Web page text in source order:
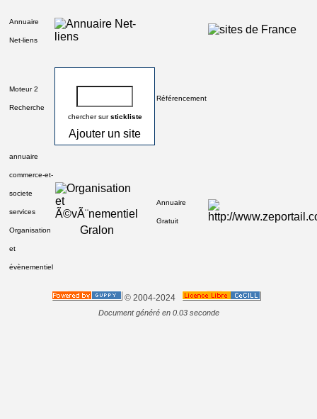
Annuaire
Net-liens
Moteur 2
Recherche
chercher surstickliste
Ajouter un site
Référencement
annuaire
commerce-et-
societe
services
Organisation
et
évènementiel
Gralon
Annuaire
Gratuit
© 2004-2024
Document généré en 0.03 seconde